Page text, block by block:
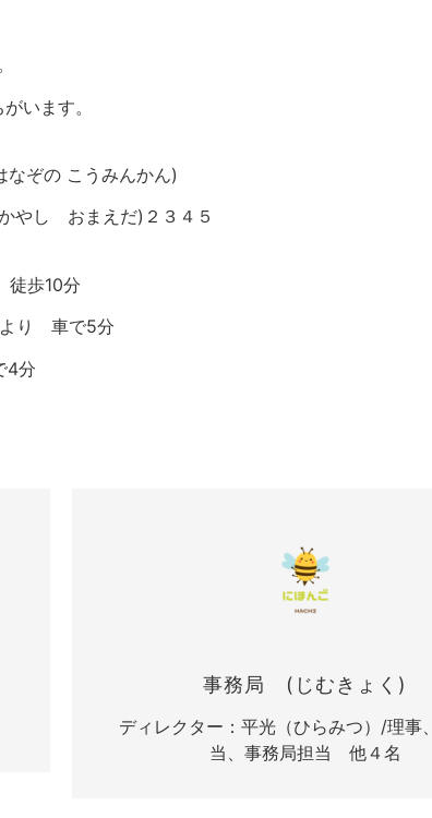
います。
ぞの こうみんかん)
やし おまえだ) ２３４５
歩10分
より 車で5分
4分
事務局 (じむきょく)
ディレクター：平光（ひらみつ）/理事
当、事務局担当 他４名